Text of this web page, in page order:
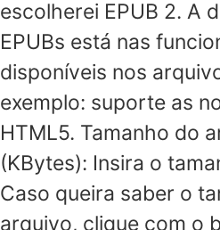
escolherei EPUB 2. A
EPUBs está nas
disponíveis nos
exemplo: suporte as
HTML5. Tamanho do
(KBytes): Insira o
Caso queira saber o
arquivo, clique com o